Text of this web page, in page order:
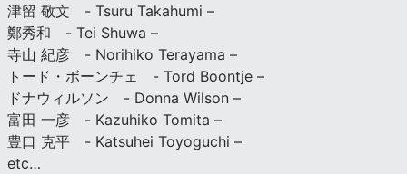
津留 敬文 - Tsuru Takahumi –
鄭秀和 - Tei Shuwa –
寺山 紀彦 - Norihiko Terayama –
トード・ボーンチェ - Tord Boontje –
ドナウィルソン - Donna Wilson –
富田 一彦 - Kazuhiko Tomita –
豊口 克平 - Katsuhei Toyoguchi –
etc…